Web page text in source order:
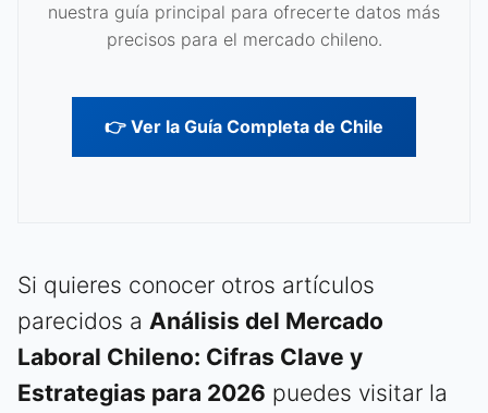
nuestra guía principal para ofrecerte datos más
precisos para el mercado chileno.
👉 Ver la Guía Completa de Chile
Si quieres conocer otros artículos
parecidos a Análisis del Mercado
Laboral Chileno: Cifras Clave y
Estrategias para 2026 puedes visitar la